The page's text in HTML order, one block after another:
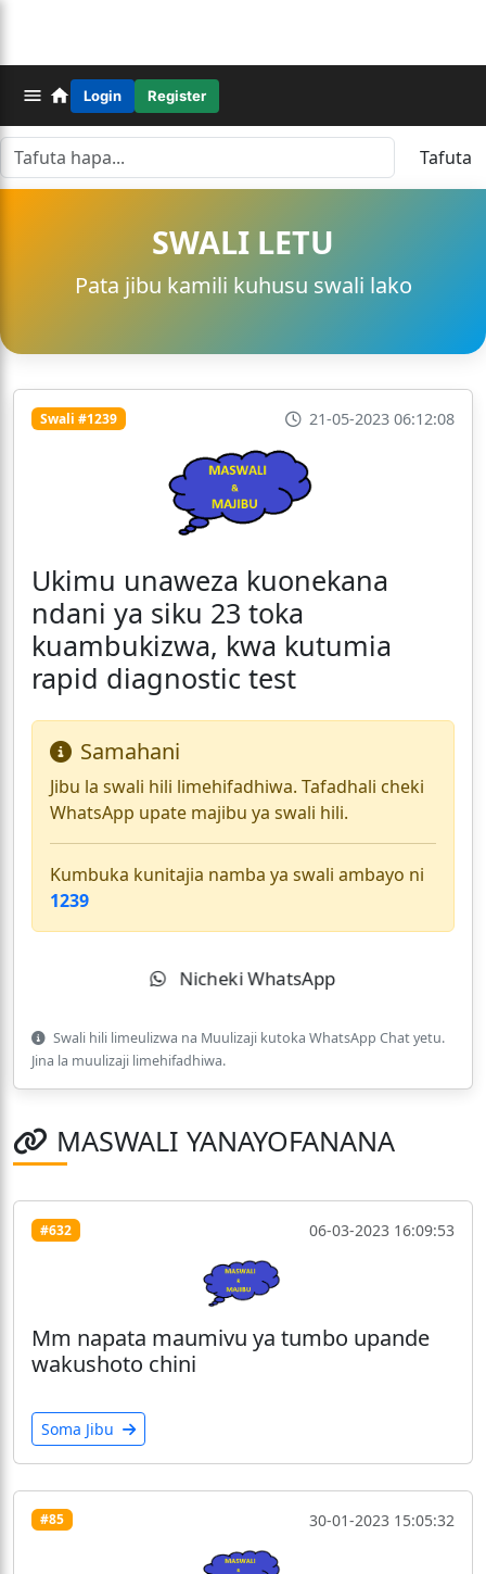
Login Register
Tafuta
SWALI LETU
Pata jibu kamili kuhusu swali lako
Swali #1239 21-05-2023 06:12:08
Ukimu unaweza kuonekana
ndani ya siku 23 toka
kuambukizwa, kwa kutumia
rapid diagnostic test
Samahani
Jibu la swali hili limehifadhiwa. Tafadhali cheki
WhatsApp upate majibu ya swali hili.
Kumbuka kunitajia namba ya swali ambayo ni
1239
Nicheki WhatsApp
Swali hili limeulizwa na Muulizaji kutoka WhatsApp Chat yetu.
Jina la muulizaji limehifadhiwa.
MASWALI YANAYOFANANA
#632 06-03-2023 16:09:53
Mm napata maumivu ya tumbo upande
wakushoto chini
Soma Jibu
#85 30-01-2023 15:05:32